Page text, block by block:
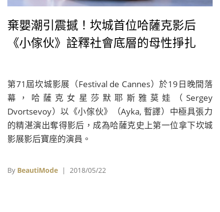
棄嬰潮引震撼！坎城首位哈薩克影后
《小傢伙》詮釋社會底層的母性掙扎
第71屆坎城影展（Festival de Cannes）於19日晚間落
幕，哈薩克女星莎默耶斯雅莫娃（Sergey
Dvortsevoy）以《小傢伙》（Ayka, 暫譯）中極具張力
的精湛演出奪得影后，成為哈薩克史上第一位拿下坎城
影展影后寶座的演員。
By BeautiMode | 2018/05/22